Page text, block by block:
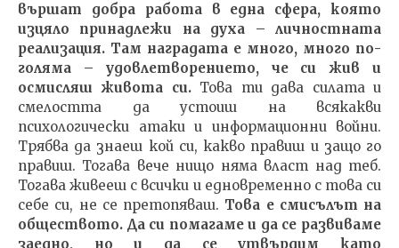
вършат добра работа в една сфера, която
изцяло принадлежи на духа – личностната
реализация. Там наградата е много, много по-
голяма – удовлетворението, че си жив и
осмисляш живота си.Това ти дава силата и
смелостта да устоиш на всякакви
психологически атаки и информационни войни.
Трябва да знаеш кой си, какво правиш и защо го
правиш. Тогава вече нищо няма власт над теб.
Тогава живееш с всички и едновременно с това си
себе си, не се претопяваш. Това е смисълът на
обществото. Да си помагаме и да се развиваме
заедно, но и да се утвърдим като